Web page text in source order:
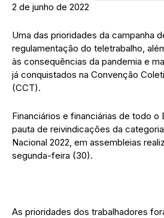
2 de junho de 2022
Uma das prioridades da campanha
regulamentação do teletrabalho,
às consequências da pandemia e
já conquistados na Convenção
(CCT).
Financiários e financiárias de todo o
pauta de reivindicações da
Nacional 2022, em assembleias
segunda-feira (30).
As prioridades dos trabalhadores